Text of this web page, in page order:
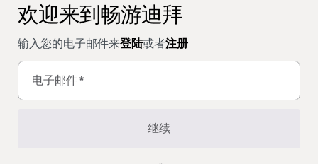
欢迎来到畅游迪拜
输入您的电子邮件来登陆或者注册
电子邮件*
继续